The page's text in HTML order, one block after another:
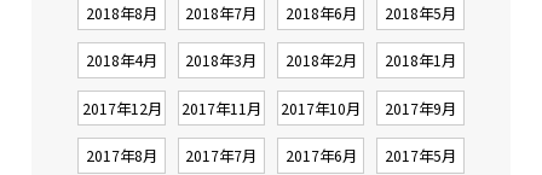
2018年8月 2018年7月 2018年6月 2018年5月
2018年4月 2018年3月 2018年2月 2018年1月
2017年12月 2017年11月 2017年10月 2017年9月
2017年8月 2017年7月 2017年6月 2017年5月